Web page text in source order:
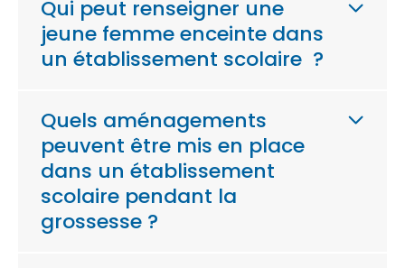
Qui peut renseigner une
jeune femme enceinte dans
un établissement scolaire ?
Quels aménagements
peuvent être mis en place
dans un établissement
scolaire pendant la
grossesse ?